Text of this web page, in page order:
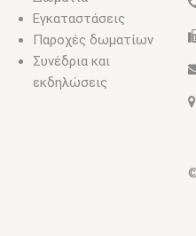
Εγκαταστάσεις
Παροχές δωματίων
Συνέδρια και
εκδηλώσεις